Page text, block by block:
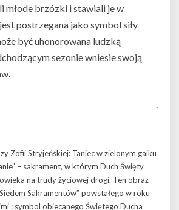
młode brzózki i stawiali je w
postrzegana jako symbol siły
być uhonorowana ludzką
sezonie wniesie swoją
.
Zofii Stryjeńskiej: Taniec w zielonym gaiku
– sakrament, w którym Duch Święty
na trudy życiowej drogi. Ten obraz
Sakramentów” powstałego w roku
: symbol obiecanego Świętego Ducha